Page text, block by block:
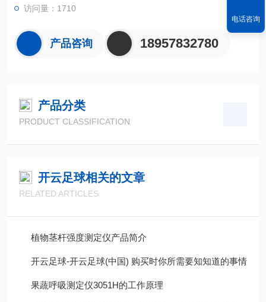
访问量：1710
产品咨询 18957832780
产品分类
PRODUCT CLASSIFICATION
开云足球相关的文章
RELATED ARTICLES
植物茎杆强度测定仪产品简介
开云足球-开云足球(中国) 购买时你所需要知知道的事情
果蔬呼吸测定仪3051H的工作原理
电话咨询